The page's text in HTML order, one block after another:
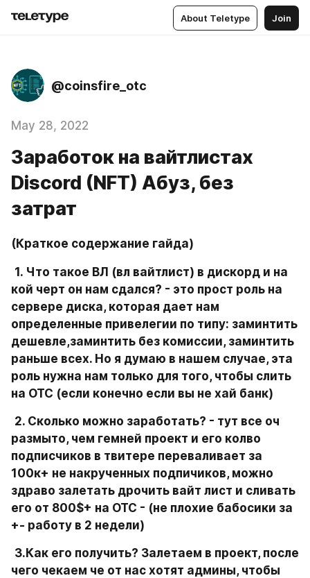
About Teletype Join
@coinsfire_otc
May 28, 2022
Заработок на вайтлистах
Discord (NFT) Абуз, без
затрат
(Краткое содержание гайда)
1. Что такое ВЛ (вл вайтлист) в дискорд и на
кой черт он нам сдался? - это прост роль на
сервере диска, которая дает нам
определенные привелегии по типу: заминтить
дешевле,заминтить без комиссии, заминтить
раньше всех. Но я думаю в нашем случае, эта
роль нужна нам только для того, чтобы слить
на ОТС (если конечно если вы не хай банк)
2. Сколько можно заработать? - тут все оч
размыто, чем гемней проект и его колво
подписчиков в твитере переваливает за
100к+ не накрученных подпичиков, можно
здраво залетать дрочить вайт лист и сливать
его от 800$+ на ОТС - (не плохие бабосики за
+- работу в 2 недели)
3.Как его получить? Залетаем в проект, после
чего чекаем че от нас хотят админы, чтобы